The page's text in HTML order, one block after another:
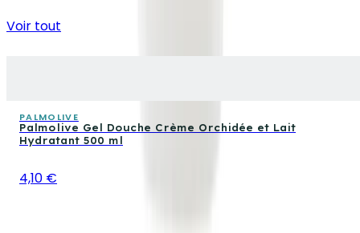
Voir tout
PALMOLIVE
Palmolive Gel Douche Crème Orchidée et Lait
Hydratant 500 ml
4,10 €